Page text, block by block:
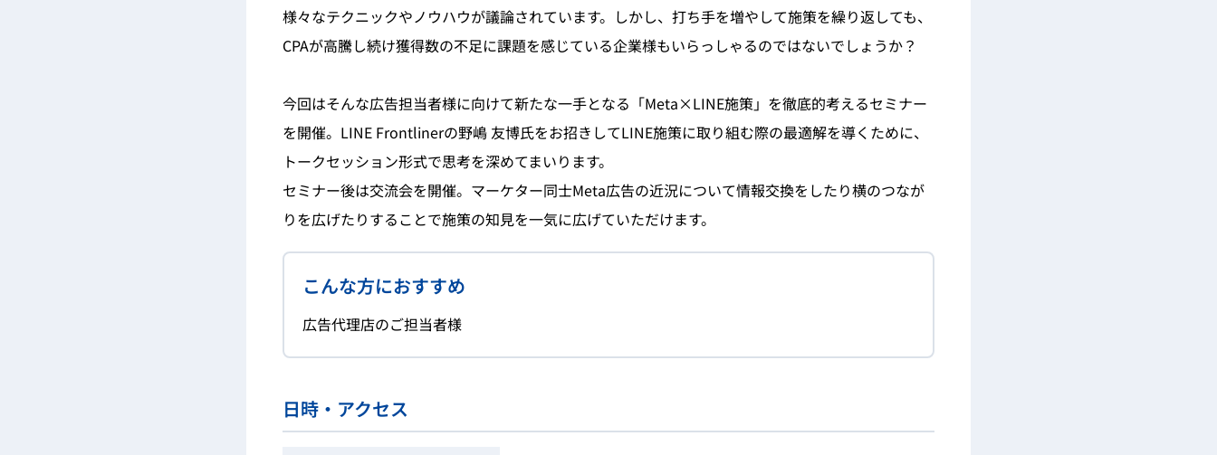
様々なテクニックやノウハウが議論されています。しかし、打ち手を増やして施策を繰り返しても、
CPAが高騰し続け獲得数の不足に課題を感じている企業様もいらっしゃるのではないでしょうか？
今回はそんな広告担当者様に向けて新たな一手となる「Meta×LINE施策」を徹底的考えるセミナー
を開催。LINE Frontlinerの野嶋 友博氏をお招きしてLINE施策に取り組む際の最適解を導くために、
トークセッション形式で思考を深めてまいります。
セミナー後は交流会を開催。マーケター同士Meta広告の近況について情報交換をしたり横のつなが
りを広げたりすることで施策の知見を一気に広げていただけます。
こんな方におすすめ
広告代理店のご担当者様
日時・アクセス